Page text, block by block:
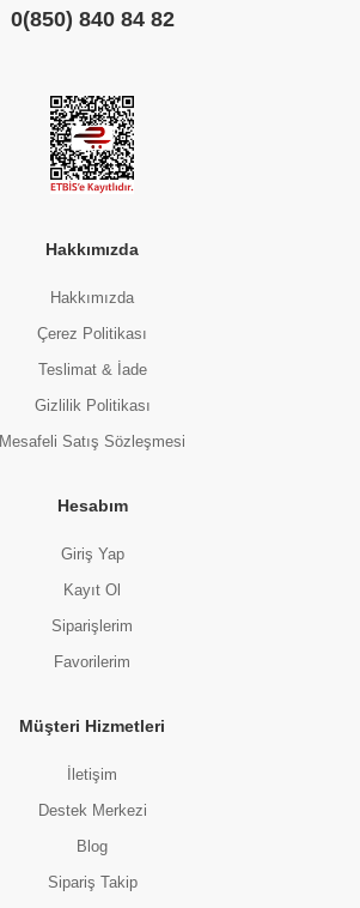
0(850) 840 84 82
Hakkımızda
Hakkımızda
Çerez Politikası
Teslimat & İade
Gizlilik Politikası
Mesafeli Satış Sözleşmesi
Hesabım
Giriş Yap
Kayıt Ol
Siparişlerim
Favorilerim
Müşteri Hizmetleri
İletişim
Destek Merkezi
Blog
Sipariş Takip